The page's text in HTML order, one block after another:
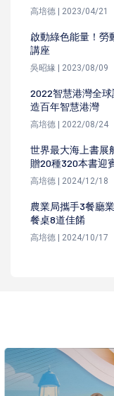
高培德 | 2023/04/21
啟動綠色能量！勞
講座
吳昭緣 | 2023/08/09
2022智慧港灣全
造百年智慧港灣
高培德 | 2022/08/24
世界最大海上書展
贈20種320本書迎
高培德 | 2024/12/18
農業局攜手3餐廳
餐桌8道佳餚
高培德 | 2024/10/17